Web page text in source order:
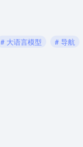
# 大语言模型 # 导航